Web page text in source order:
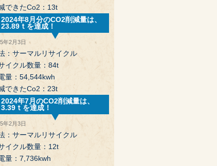
できたCo2：13t
2024年8月分のCO2削減量は、
23.89ｔを達成！
年2月3日
：サーマルリサイクル
イクル数量：84t
量：54,544kwh
できたCo2：23t
2024年7月のCO2削減量は、
3.39ｔを達成！
年2月3日
：サーマルリサイクル
イクル数量：12t
量：7,736kwh